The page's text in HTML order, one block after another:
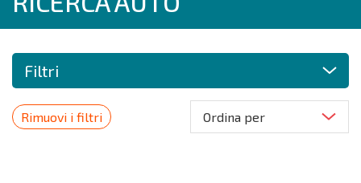
Filtri
Rimuovi i filtri Ordina per